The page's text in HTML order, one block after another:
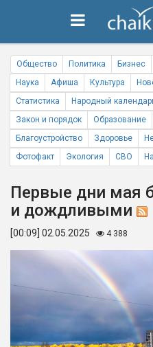
Общество Политика Бизнес
Наука
Афиша Культура
Статистика
Народный
Закон и порядок
Образование
Благоустройство
Здоровье
Фотофакт
Экология СВО
Первые дни мая
и дождливыми
[00:09] 02.05.2025 4 388